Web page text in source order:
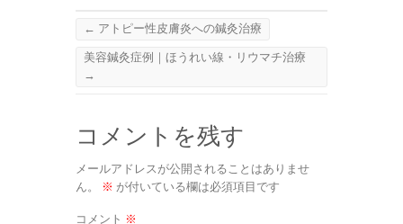
← アトピー性皮膚炎への鍼灸治療
美容鍼灸症例｜ほうれい線・リウマチ治療
→
コメントを残す
メールアドレスが公開されることはありませ
ん。
※ が付いている欄は必須項目です
コメント ※